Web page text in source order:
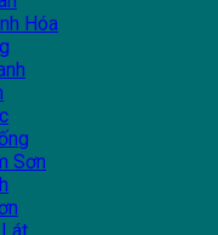
Hóa
Sơn